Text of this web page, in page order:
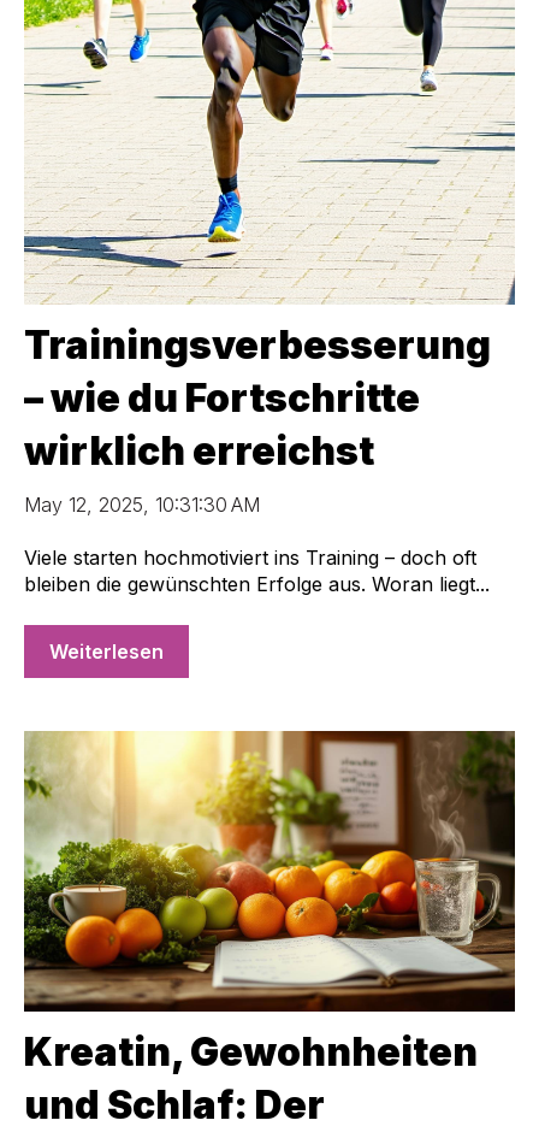
Trainingsverbesserung
– wie du Fortschritte
wirklich erreichst
May 12, 2025, 10:31:30 AM
Viele starten hochmotiviert ins Training – doch oft
bleiben die gewünschten Erfolge aus. Woran liegt...
Weiterlesen
Kreatin, Gewohnheiten
und Schlaf: Der